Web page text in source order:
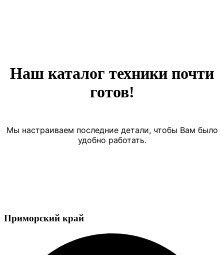
Наш каталог техники почти
готов!
Мы настраиваем последние детали, чтобы Вам было
удобно работать.
Приморский край